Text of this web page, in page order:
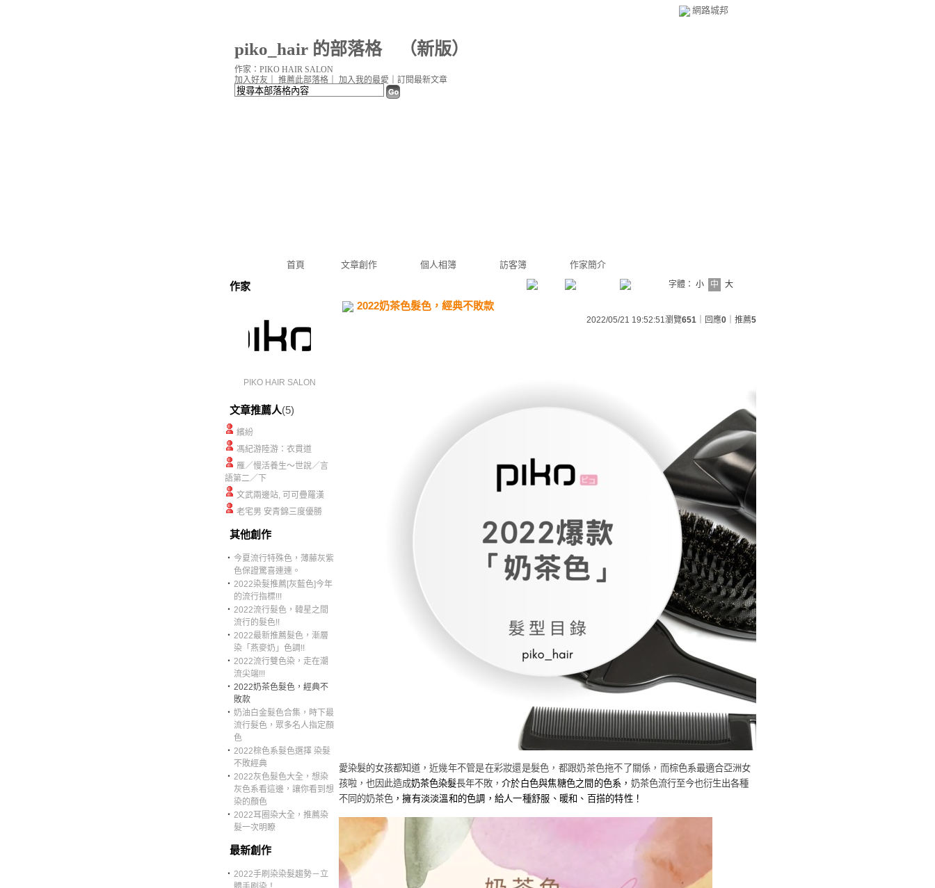
網路城邦
piko_hair 的部落格（新版）
首頁 文章創作 個人相簿 訪客簿 作家簡介
加入好友 推薦此部落格 加入我的最愛 訂閱最新文章
作家：PIKO HAIR SALON
作家
PIKO HAIR SALON
文章推薦人(5)
繽紛
馮紀游陸游：衣貫道
雁／慢活養生～世說／言
語第二／下
文武兩邊站, 可可疊羅漢
老宅男 安青錦三度優勝
其他創作
‧ 今夏流行特殊色，薄藤灰紫
色保證驚喜連連。
‧ 2022染髮推薦[灰藍色]今年
的流行指標!!!
‧ 2022流行髮色，韓星之間
流行的髮色!!
‧ 2022最新推薦髮色，漸層
染「燕麥奶」色調!!
‧ 2022流行雙色染，走在潮
流尖端!!!
‧ 2022奶茶色髮色，經典不
敗款
‧ 奶油白金髮色合集，時下最
流行髮色，眾多名人指定顏
色
‧ 2022棕色系髮色選擇 染髮
不敗經典
‧ 2022灰色髮色大全，想染
灰色系看這邊，讓你看到想
染的顏色
‧ 2022耳圈染大全，推薦染
髮一次明瞭
最新創作
‧ 2022手刷染染髮趨勢－立
字體： 小 中 大
2022奶茶色髮色，經典不敗款
2022/05/21 19:52:51瀏覽651 ｜回應0 ｜推薦5
愛染髮的女孩都知道， 近幾年不管是在彩妝還是髮色，都跟奶茶色拖不了關係，而棕色系最適合亞洲女
孩啦，也因此造成奶茶色染髮長年不敗， 介於白色與焦糖色之間的色系， 奶茶色流行至今也衍生出各種
不同的奶茶色 ，擁有淡淡溫和的色調，給人一種舒服、暖和、百搭的特性！